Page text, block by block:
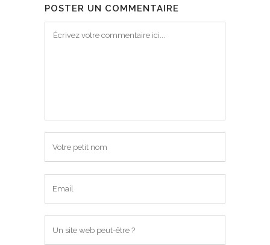
POSTER UN COMMENTAIRE